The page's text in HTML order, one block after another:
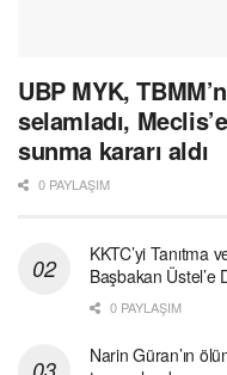
UBP MYK,
selamladı,
sunma kararı aldı
0 PAYLAŞIM
KKTC’yi Tanıtma
Başbakan Üstel’e
0 PAYLAŞIM
Narin Güran’ın